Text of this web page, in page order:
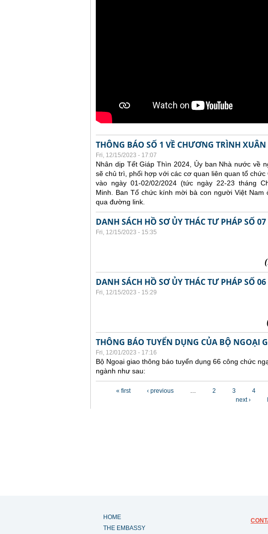
THÔNG BÁO SỐ 1 VỀ CHƯƠNG TRÌNH
Fri, 12/15/2023 - 17:07
Nhân dịp Tết Giáp Thìn 2024, Ủy ban Nhà nước về
sẽ chủ trì, phối hợp với các cơ quan liên quan tổ
vào ngày 01-02/02/2024 (tức ngày 22-23 tháng
Minh. Ban Tổ chức kính mời bà con người Việt
qua đường link.
DANH SÁCH HỒ SƠ ỦY THÁC TƯ PHÁP SỐ
Fri, 12/15/2023 - 15:35
DANH SÁCH HỒ SƠ ỦY THÁC TƯ PHÁP SỐ
Fri, 12/15/2023 - 15:29
THÔNG BÁO TUYỂN DỤNG CỦA BỘ NGOẠI
Fri, 12/01/2023 - 17:16
Bộ Ngoại giao thông báo tuyển dụng 66 công chức
ngành như sau:
« first ‹ previous … 2 3 4
next ›
HOME
THE EMBASSY